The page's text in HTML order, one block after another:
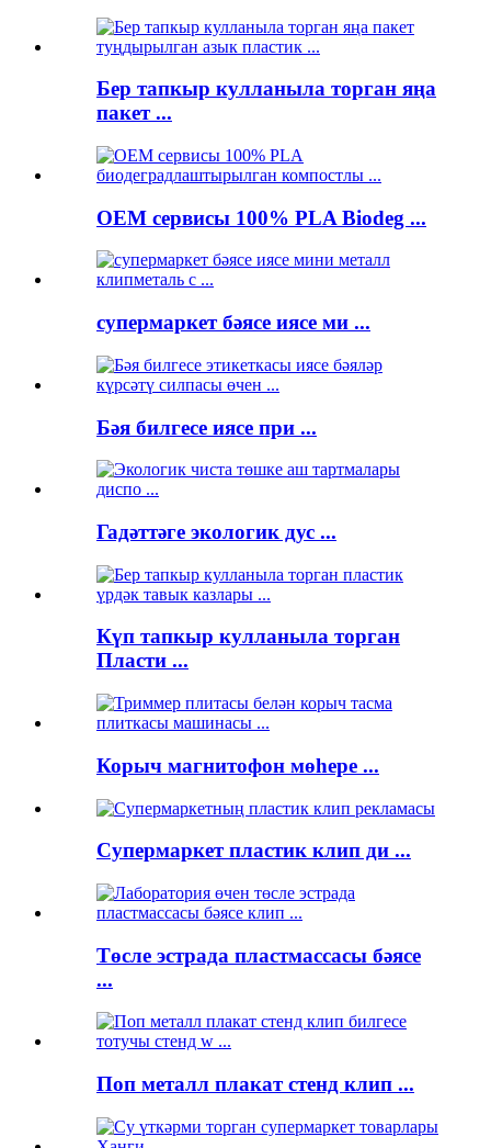
Бер тапкыр кулланыла торган яңа
пакет ...
OEM сервисы 100% PLA Biodeg ...
супермаркет бәясе иясе ми ...
Бәя билгесе иясе при ...
Гадәттәге экологик дус ...
Күп тапкыр кулланыла торган
Пласти ...
Корыч магнитофон мөһере ...
Супермаркет пластик клип ди ...
Төсле эстрада пластмассасы бәясе
...
Поп металл плакат стенд клип ...